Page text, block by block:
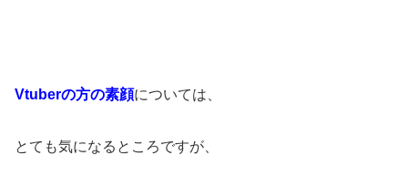
Vtuberの方の素顔については、
とても気になるところですが、